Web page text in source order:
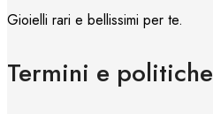
Gioielli rari e bellissimi per te.
Termini e politiche